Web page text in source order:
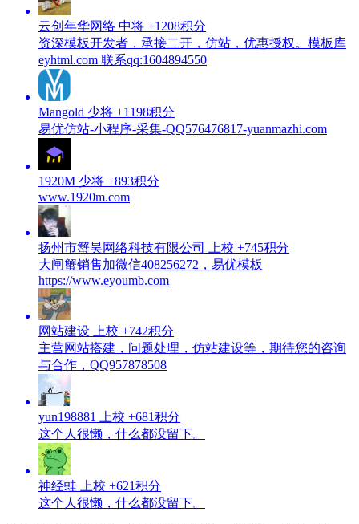
云创年华网络 中将 +1208积分
资深模板开发者，承接二开，仿站，优惠授权。模板库
eyhtml.com 联系qq:1604894550
Mangold 少将 +1198积分
易优仿站-小程序-采集-QQ576476817-yuanmazhi.com
1920M 少将 +893积分
www.1920m.com
扬州市蟹昊网络科技有限公司 上校 +745积分
大闸蟹销售加微信408256272，易优模板
https://www.eyoumb.com
网站建设 上校 +742积分
主营网站搭建，问题处理，仿站建设等，期待您的咨询
与合作，QQ957878508
yun198881 上校 +681积分
这个人很懒，什么都没留下。
神经蛙 上校 +621积分
这个人很懒，什么都没留下。